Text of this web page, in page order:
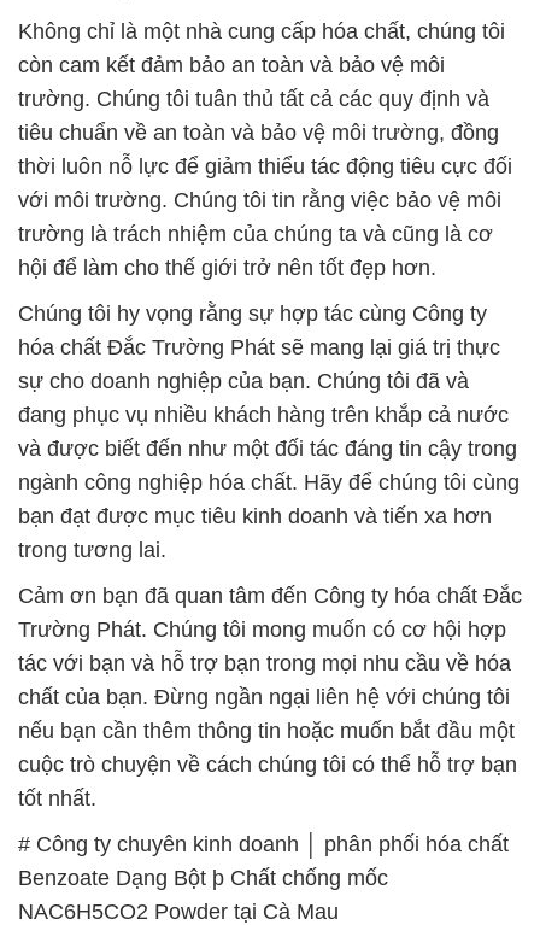
Không chỉ là một nhà cung cấp hóa chất, chúng tôi
còn cam kết đảm bảo an toàn và bảo vệ môi
trường. Chúng tôi tuân thủ tất cả các quy định và
tiêu chuẩn về an toàn và bảo vệ môi trường, đồng
thời luôn nỗ lực để giảm thiểu tác động tiêu cực đối
với môi trường. Chúng tôi tin rằng việc bảo vệ môi
trường là trách nhiệm của chúng ta và cũng là cơ
hội để làm cho thế giới trở nên tốt đẹp hơn.
Chúng tôi hy vọng rằng sự hợp tác cùng Công ty
hóa chất Đắc Trường Phát sẽ mang lại giá trị thực
sự cho doanh nghiệp của bạn. Chúng tôi đã và
đang phục vụ nhiều khách hàng trên khắp cả nước
và được biết đến như một đối tác đáng tin cậy trong
ngành công nghiệp hóa chất. Hãy để chúng tôi cùng
bạn đạt được mục tiêu kinh doanh và tiến xa hơn
trong tương lai.
Cảm ơn bạn đã quan tâm đến Công ty hóa chất Đắc
Trường Phát. Chúng tôi mong muốn có cơ hội hợp
tác với bạn và hỗ trợ bạn trong mọi nhu cầu về hóa
chất của bạn. Đừng ngần ngại liên hệ với chúng tôi
nếu bạn cần thêm thông tin hoặc muốn bắt đầu một
cuộc trò chuyện về cách chúng tôi có thể hỗ trợ bạn
tốt nhất.
# Công ty chuyên kinh doanh │ phân phối hóa chất
Benzoate Dạng Bột þ Chất chống mốc
NAC6H5CO2 Powder tại Cà Mau